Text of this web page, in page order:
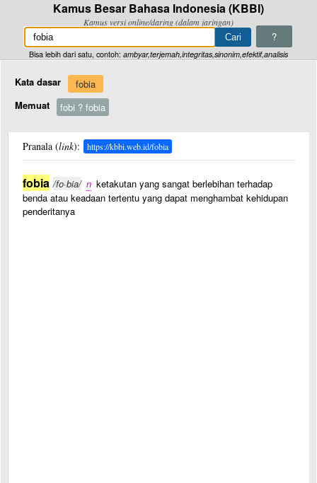
Kamus Besar Bahasa Indonesia (KBBI)
Kamus versi online/daring (dalam jaringan)
?
Bisa lebih dari satu, contoh: ambyar,terjemah,integritas,sinonim,efektif,analisis
Kata dasar
fobia
Memuat
fobi ? fobia
Pranala (link): https://kbbi.web.id/fobia
fobia /fo·bia/ n ketakutan yang sangat berlebihan terhadap
benda atau keadaan tertentu yang dapat menghambat kehidupan
penderitanya